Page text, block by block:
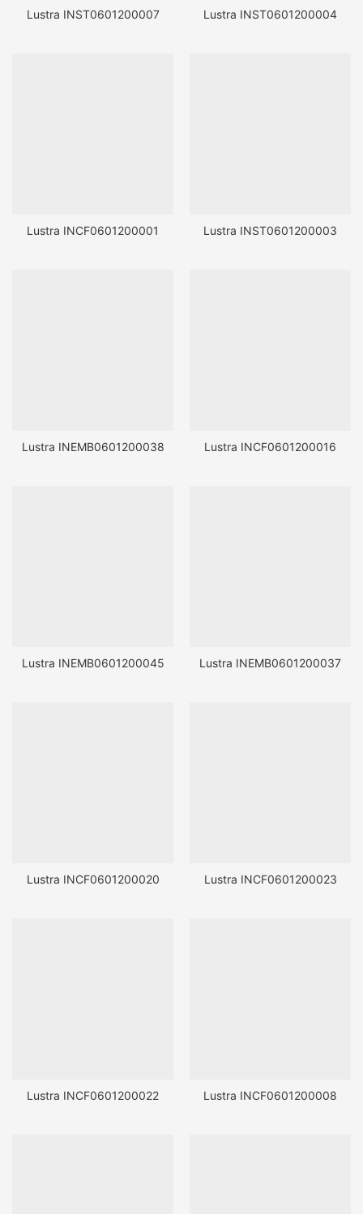
Lustra INST0601200007 Lustra INST0601200004
Lustra INCF0601200001 Lustra INST0601200003
Lustra INEMB0601200038 Lustra INCF0601200016
Lustra INEMB0601200045 Lustra INEMB0601200037
Lustra INCF0601200020 Lustra INCF0601200023
Lustra INCF0601200022 Lustra INCF0601200008